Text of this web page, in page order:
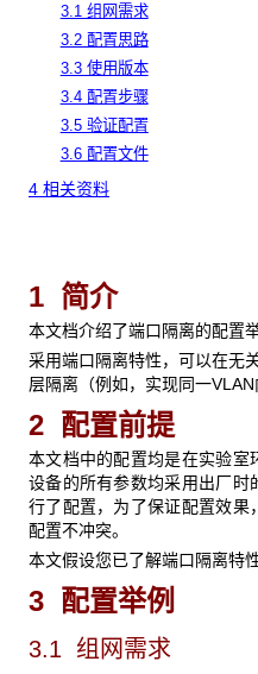
3.1 组网需求
3.2 配置思路
3.3 使用版本
3.4 配置步骤
3.5 验证配置
3.6 配置文件
4 相关资料
1 简介
本文档介绍了端口隔离的配置举
采用端口隔离特性，可以在无
层隔离（例如，实现同一VLAN
2 配置前提
本文档中的配置均是在实验室
设备的所有参数均采用出厂时
行了配置，为了保证配置效果
配置不冲突。
本文假设您已了解端口隔离特性
3 配置举例
3.1 组网需求